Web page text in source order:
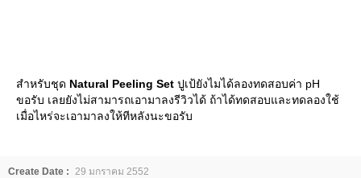
สำหรับชุด Natural Peeling Set ปูเป้ยังไมได้ลองทดสอบค่า pH
ขอรับ เลยยังไม่สามารถเอามาลงรีวิวได้ ถ้าได้ทดสอบและทดลองใช้
เมื่อไหร่จะเอามาลงให้ทีหลังนะขอรับ
Create Date :
29 มกราคม 2552